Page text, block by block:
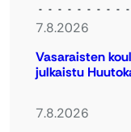
7.8.2026
Vasaraisten
julkaistu
7.8.2026